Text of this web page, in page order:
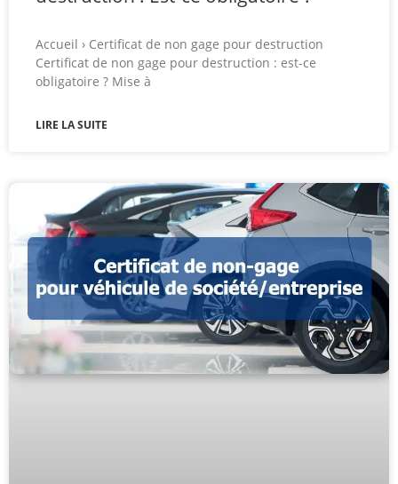
Accueil › Certificat de non gage pour destruction
Certificat de non gage pour destruction : est-ce
obligatoire ? Mise à
LIRE LA SUITE